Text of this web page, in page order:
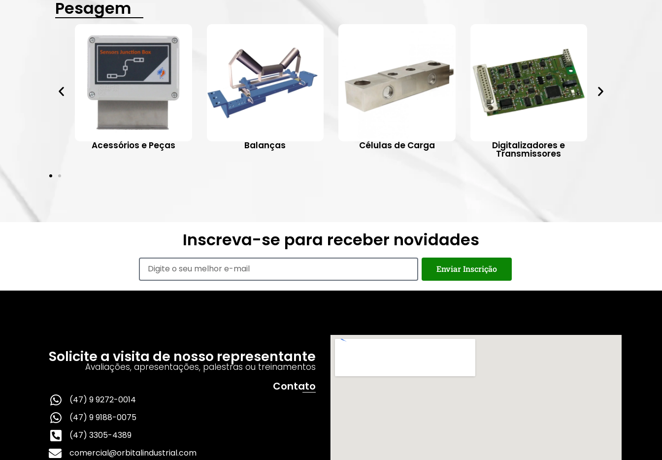
Pesagem
Acessórios e Peças Balanças Células de Carga Digitalizadores e
Transmissores
Inscreva-se para receber novidades
Enviar Inscrição
Solicite a visita de nosso representante
Avaliações, apresentações, palestras ou treinamentos
Contato
(47) 9 9272-0014
(47) 9 9188-0075
(47) 3305-4389
comercial@orbitalindustrial.com